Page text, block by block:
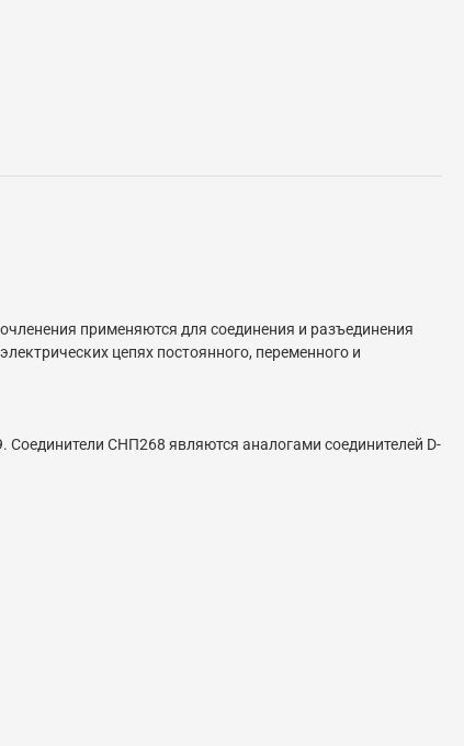
применяются для соединения и разъединения
цепях постоянного, переменного и
СНП268 являются аналогами соединителей D-